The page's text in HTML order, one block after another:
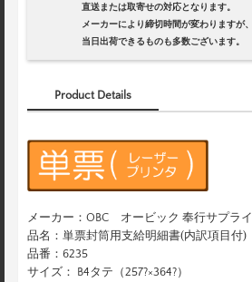
直送または取寄せの対応となります。
メーカーにより締切時間が変わりますが、
当日出荷できるものも多数ございます。
Product Details
メーカー：OBC オービック 奉行サプライ
品名：単票封筒用支給明細書(内訳項目付)
品番：6235
サイズ： B4タテ（257?×364?）